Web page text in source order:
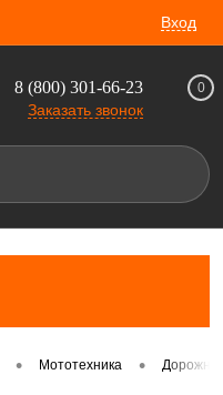
Вход
8 (800) 301-66-23
Заказать звонок
0
• Мототехника •